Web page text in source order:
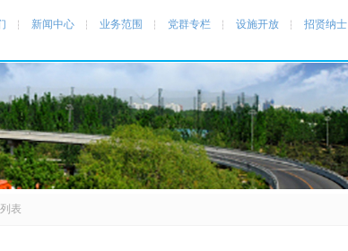
新闻中心 业务范围 党群专栏 设施开放 招贤纳士
表